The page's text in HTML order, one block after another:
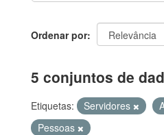
Ordenar por
5 conjuntos de
Etiquetas: Servidores
Pessoas